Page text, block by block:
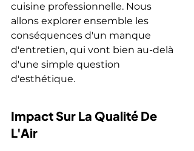
cuisine professionnelle. Nous
allons explorer ensemble les
conséquences d'un manque
d'entretien, qui vont bien au-delà
d'une simple question
d'esthétique.
Impact Sur La Qualité De
L'Air